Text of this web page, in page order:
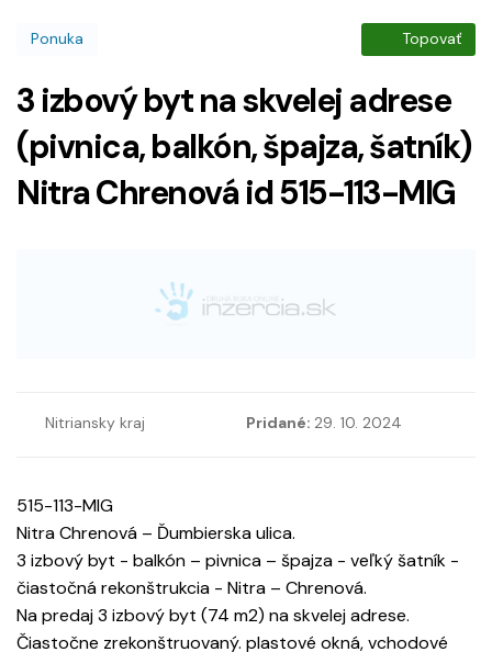
Ponuka Topovať
3 izbový byt na skvelej adrese
(pivnica, balkón, špajza, šatník)
Nitra Chrenová id 515-113-MIG
Nitriansky kraj Pridané: 29. 10. 2024
515-113-MIG
Nitra Chrenová – Ďumbierska ulica.
3 izbový byt - balkón – pivnica – špajza - veľký šatník -
čiastočná rekonštrukcia - Nitra – Chrenová.
Na predaj 3 izbový byt (74 m2) na skvelej adrese.
Čiastočne zrekonštruovaný. plastové okná, vchodové